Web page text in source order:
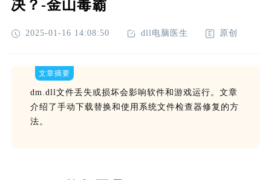
决？-金山毒霸
2025-01-16 14:08:50 dll电脑医生 原创
文章摘要
dm.dll文件丢失或损坏会影响软件和游戏运行。文章
介绍了手动下载替换和使用系统文件检查器修复的方
法。